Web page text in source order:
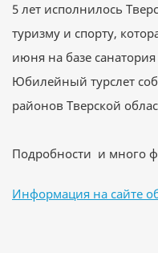
5 лет исполнилось
туризму и спорту,
июня на базе
Юбилейный турслет
районов Тверской
Подробности и много
Информация на сайте